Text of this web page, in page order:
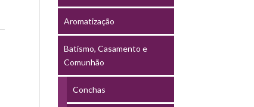
Aromatização
Batismo, Casamento e
Comunhão
Conchas